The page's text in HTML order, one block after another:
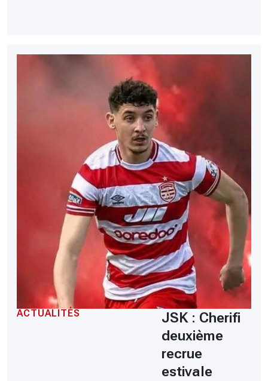
ACTUALITÉS
JSK : Cherifi
deuxième
recrue
estivale